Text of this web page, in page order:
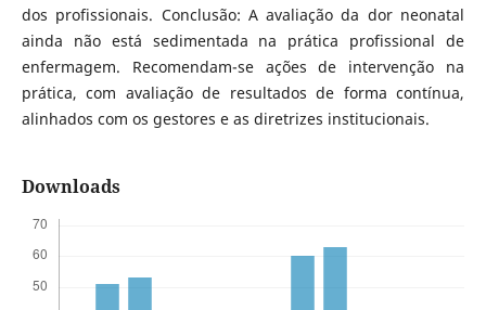
dos profissionais. Conclusão: A avaliação da dor neonatal
ainda não está sedimentada na prática profissional de
enfermagem. Recomendam-se ações de intervenção na
prática, com avaliação de resultados de forma contínua,
alinhados com os gestores e as diretrizes institucionais.
Downloads